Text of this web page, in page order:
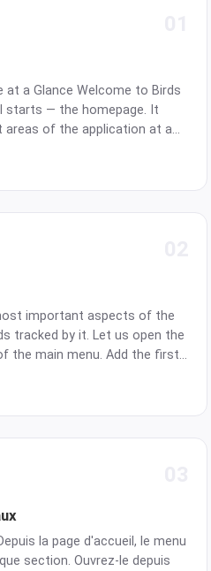
at a Glance Welcome to Birds
starts — the homepage. It
of the application at a
tap away from …
important aspects of the
tracked by it. Let us open the
the main menu. Add the first
relate…
la page d'accueil, le menu
section. Ouvrez-le depuis